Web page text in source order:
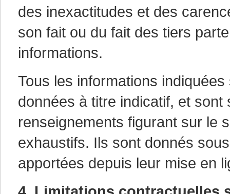
des inexactitudes et des
son fait ou du fait des tiers
informations.
Tous les informations
données à titre indicatif, et sont
renseignements figurant sur le
exhaustifs. Ils sont donnés
apportées depuis leur mise en